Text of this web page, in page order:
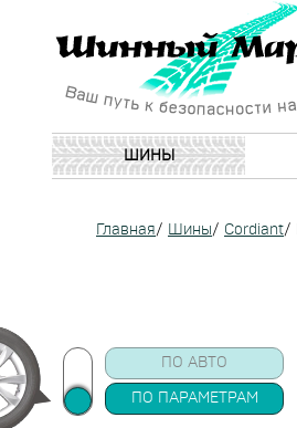
ШИНЫ
Главная/ Шины/ Cordiant/
ПО АВТО
ПО ПАРАМЕТРАМ